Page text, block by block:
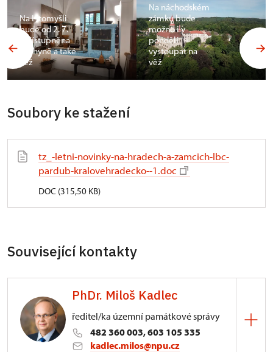
Na Litomyšli
bude od 2. 7.
zpřístupněna
kuchyně a také
věž
Na náchodském
zámku bude
možno i v
pondělí
vystoupat na
věž
Soubory ke stažení
tz_-letni-novinky-na-hradech-a-zamcich-lbc-
pardub-kralovehradecko--1.doc
DOC (315,50 KB)
Související kontakty
PhDr. Miloš Kadlec
ředitel/ka územní památkové správy
482 360 003, 603 105 335
kadlec.milos@npu.cz